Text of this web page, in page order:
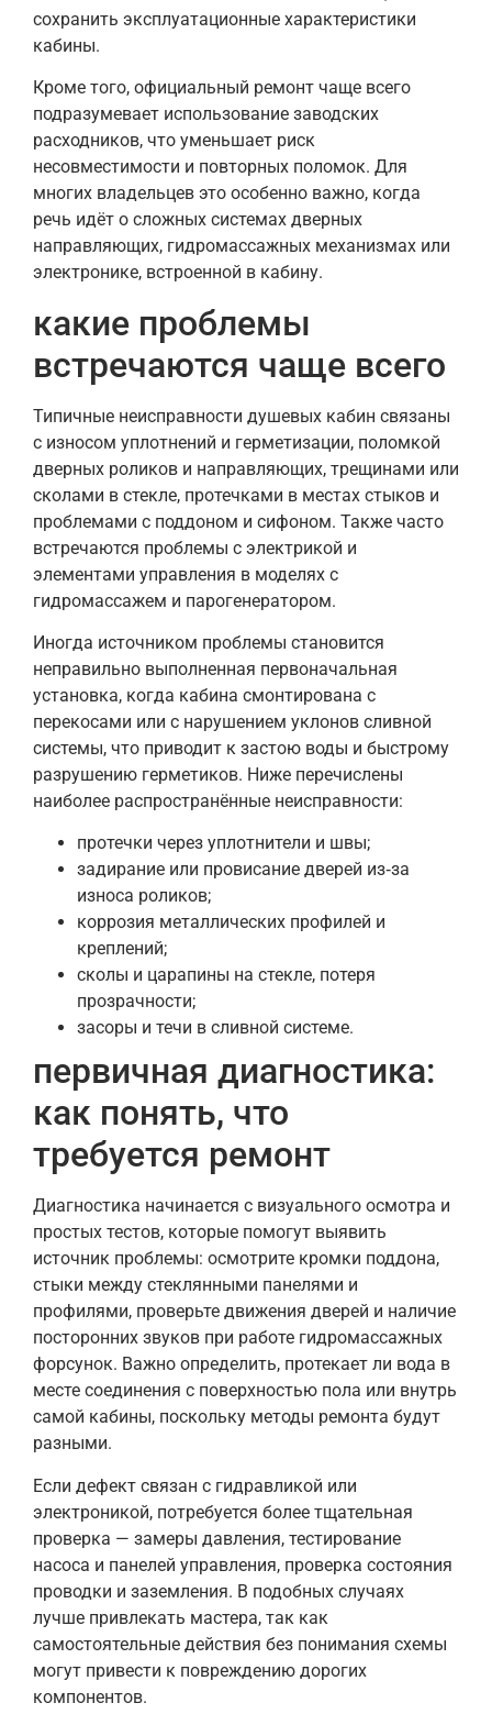
сохранить эксплуатационные характеристики
кабины.
Кроме того, официальный ремонт чаще всего
подразумевает использование заводских
расходников, что уменьшает риск
несовместимости и повторных поломок. Для
многих владельцев это особенно важно, когда
речь идёт о сложных системах дверных
направляющих, гидромассажных механизмах или
электронике, встроенной в кабину.
какие проблемы
встречаются чаще всего
Типичные неисправности душевых кабин связаны
с износом уплотнений и герметизации, поломкой
дверных роликов и направляющих, трещинами или
сколами в стекле, протечками в местах стыков и
проблемами с поддоном и сифоном. Также часто
встречаются проблемы с электрикой и
элементами управления в моделях с
гидромассажем и парогенератором.
Иногда источником проблемы становится
неправильно выполненная первоначальная
установка, когда кабина смонтирована с
перекосами или с нарушением уклонов сливной
системы, что приводит к застою воды и быстрому
разрушению герметиков. Ниже перечислены
наиболее распространённые неисправности:
протечки через уплотнители и швы;
задирание или провисание дверей из‑за
износа роликов;
коррозия металлических профилей и
креплений;
сколы и царапины на стекле, потеря
прозрачности;
засоры и течи в сливной системе.
первичная диагностика:
как понять, что
требуется ремонт
Диагностика начинается с визуального осмотра и
простых тестов, которые помогут выявить
источник проблемы: осмотрите кромки поддона,
стыки между стеклянными панелями и
профилями, проверьте движения дверей и наличие
посторонних звуков при работе гидромассажных
форсунок. Важно определить, протекает ли вода в
месте соединения с поверхностью пола или внутрь
самой кабины, поскольку методы ремонта будут
разными.
Если дефект связан с гидравликой или
электроникой, потребуется более тщательная
проверка — замеры давления, тестирование
насоса и панелей управления, проверка состояния
проводки и заземления. В подобных случаях
лучше привлекать мастера, так как
самостоятельные действия без понимания схемы
могут привести к повреждению дорогих
компонентов.